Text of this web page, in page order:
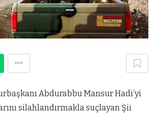
Abdurabbu Mansur Hadi’yi
silahlandırmakla suçlayan Şii